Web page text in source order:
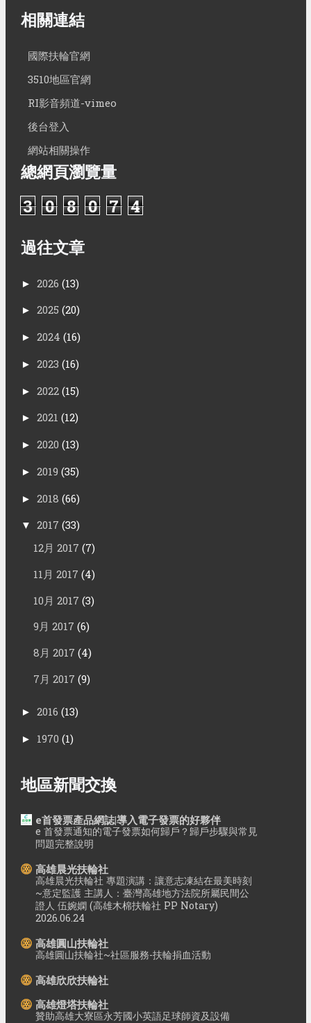
相關連結
國際扶輪官網
3510地區官網
RI影音頻道-vimeo
後台登入
網站相關操作
總網頁瀏覽量
3 0 8 0 7 4
過往文章
► 2026 (13)
► 2025 (20)
► 2024 (16)
► 2023 (16)
► 2022 (15)
► 2021 (12)
► 2020 (13)
► 2019 (35)
► 2018 (66)
▼ 2017 (33)
12月 2017 (7)
11月 2017 (4)
10月 2017 (3)
9月 2017 (6)
8月 2017 (4)
7月 2017 (9)
► 2016 (13)
► 1970 (1)
地區新聞交換
e首發票產品網誌|導入電子發票的好夥伴
e 首發票通知的電子發票如何歸戶？歸戶步驟與常見
問題完整說明
高雄晨光扶輪社
高雄晨光扶輪社 專題演講：讓意志凍結在最美時刻
~意定監護 主講人：臺灣高雄地方法院所屬民間公
證人 伍婉嫻 (高雄木棉扶輪社 PP Notary)
2026.06.24
高雄圓山扶輪社
高雄圓山扶輪社~社區服務-扶輪捐血活動
高雄欣欣扶輪社
高雄燈塔扶輪社
贊助高雄大寮區永芳國小英語足球師資及設備